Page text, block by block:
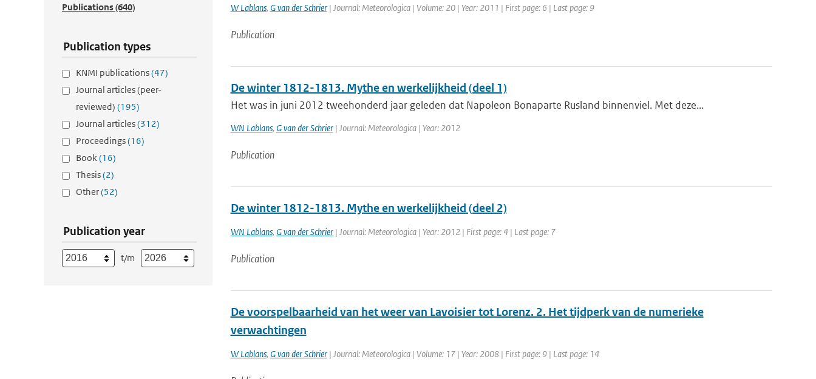
Publications(640)
Publication types
KNMI publications(47)
Journal articles (peer-
reviewed) (195)
Journal articles(312)
Proceedings(16)
Book(16)
Thesis(2)
Other(52)
Publication year
t/m
W Lablans, G van der Schrier| Journal: Meteorologica | Volume: 20 | Year: 2011 | First page: 6 | Last page: 9
Publication
De winter 1812-1813. Mythe en werkelijkheid (deel 1)
Het was in juni 2012 tweehonderd jaar geleden dat Napoleon Bonaparte Rusland binnenviel. Met deze...
WN Lablans, G van der Schrier| Journal: Meteorologica | Year: 2012
Publication
De winter 1812-1813. Mythe en werkelijkheid (deel 2)
WN Lablans, G van der Schrier| Journal: Meteorologica | Year: 2012 | First page: 4 | Last page: 7
Publication
De voorspelbaarheid van het weer van Lavoisier tot Lorenz. 2. Het tijdperk van de numerieke
verwachtingen
W Lablans, G van der Schrier| Journal: Meteorologica | Volume: 17 | Year: 2008 | First page: 9 | Last page: 14